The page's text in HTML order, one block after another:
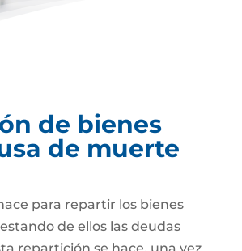
de bienes
de muerte
para repartir los bienes
de ellos las deudas